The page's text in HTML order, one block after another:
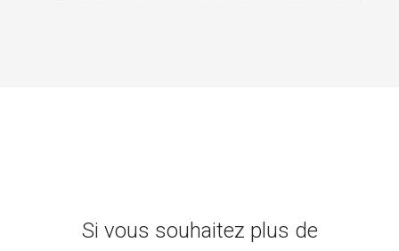
Si vous souhaitez plus de